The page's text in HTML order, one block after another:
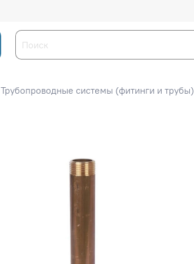
Трубопроводные системы (фитинги и трубы)